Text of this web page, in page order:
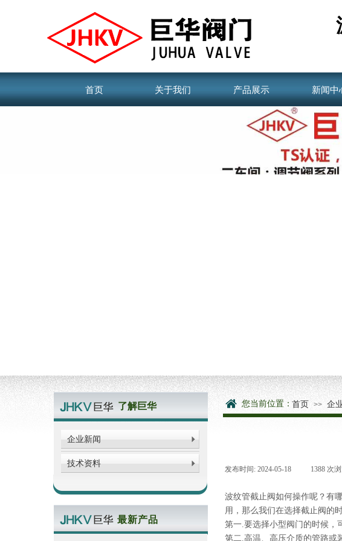
首页 关于我们 产品展示 新闻中
了解巨华 您当前位置：首页 >> 企
企业新闻
技术资料
发布时间: 2024-05-18 1388 次
波纹管截止阀如何操作呢？有
用，那么我们在选择截止阀的
第一.要选择小型阀门的时候，
第二.高温、高压介质的管路或
最新产品